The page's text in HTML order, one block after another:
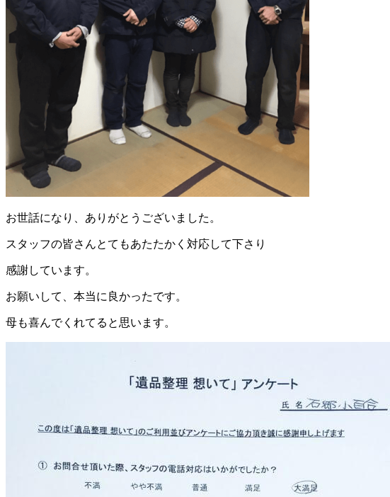
お世話になり、ありがとうございました。
スタッフの皆さんとてもあたたかく対応して下さり
感謝しています。
お願いして、本当に良かったです。
母も喜んでくれてると思います。